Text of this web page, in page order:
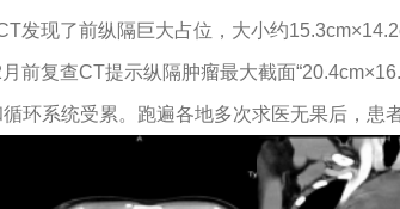
发现了前纵隔巨大占位，大小约
前复查CT提示纵隔肿瘤最大截面
环系统受累。跑遍各地多次求医无果后，患